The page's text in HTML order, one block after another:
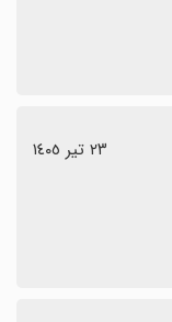
٢٣ تیر ١٤٠٥